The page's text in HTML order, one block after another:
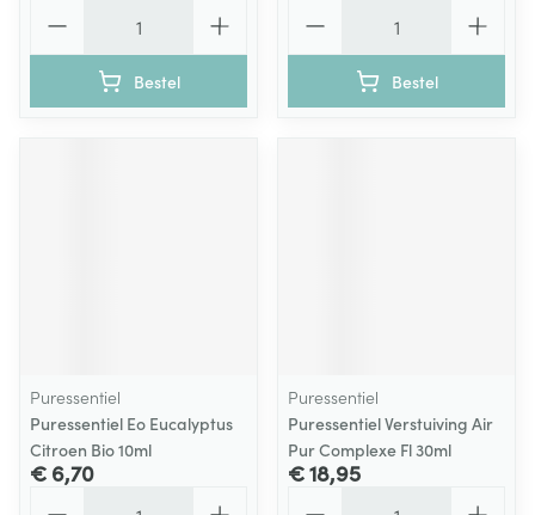
Bestel Bestel
Puressentiel
Puressentiel Eo Eucalyptus
Citroen Bio 10ml
€ 6,70
Puressentiel
Puressentiel Verstuiving Air
Pur Complexe Fl 30ml
€ 18,95